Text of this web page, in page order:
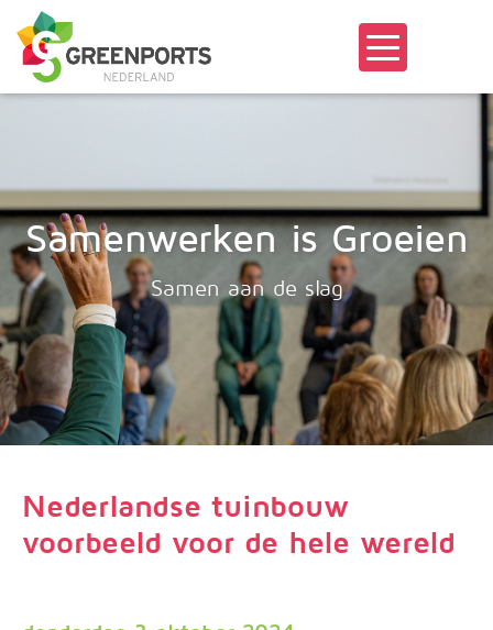
Samenwerken is Groeien
Samen aan de slag
Nederlandse tuinbouw
voorbeeld voor de hele wereld